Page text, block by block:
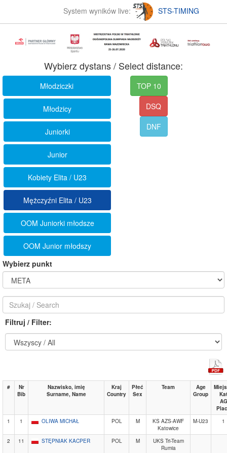
System wyników live: STS-TIMING
Wybierz dystans / Select distance:
Młodziczki
Młodzicy
Juniorki
Junior
Kobiety Elita / U23
Mężczyźni Elita / U23
OOM Juniorki młodsze
OOM Junior młodszy
TOP 10
DSQ
DNF
Wybierz punkt
Filtruj / Filter:
#
Nr
Bib
Nazwisko, imię
Surname, Name
Kraj
Country
Płeć
Sex
Team
Age
Group
Kat
AG
1
1 OLIWA MICHAŁ POL M
KS AZS-AWF
Katowice
M-U23 1
2 11 STĘPNIAK KACPER POL M
UKS Tri-Team
Rumia